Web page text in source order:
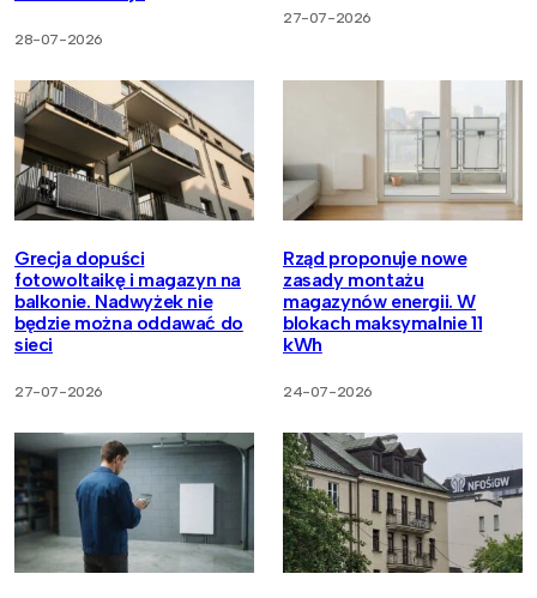
28-07-2026
27-07-2026
Grecja dopuści
fotowoltaikę i magazyn na
balkonie. Nadwyżek nie
będzie można oddawać do
sieci
27-07-2026
Rząd proponuje nowe
zasady montażu
magazynów energii. W
blokach maksymalnie 11
kWh
24-07-2026